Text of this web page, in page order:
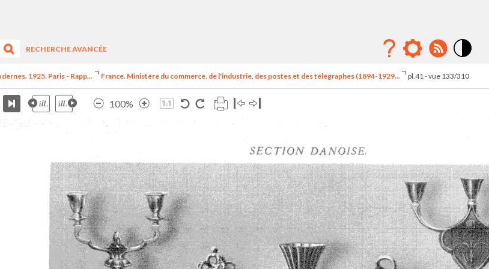
RECHERCHE AVANCÉE
élévé
1925. Paris - Rapp... France. Ministère du commerce, de l'industrie, des postes et des télégraphes (1894-1929... pl.41 - vue 133/310
100%